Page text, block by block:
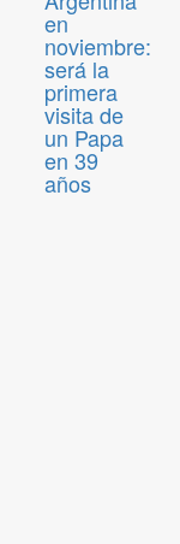
en
noviembre:
será la
primera
visita de
un Papa
en 39
años